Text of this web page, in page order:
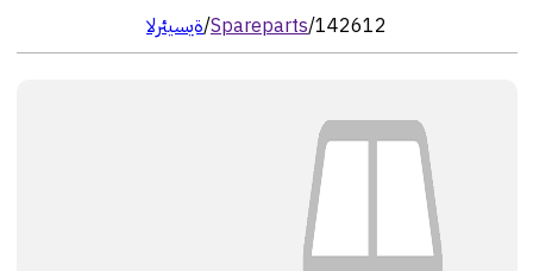
الرئيسية/Spareparts/142612